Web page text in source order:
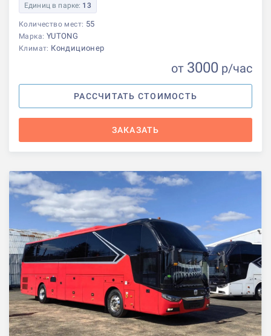
Единиц в парке: 13
Количество мест: 55
Марка: YUTONG
Климат: Кондиционер
от 3000 р/час
РАССЧИТАТЬ СТОИМОСТЬ
ЗАКАЗАТЬ